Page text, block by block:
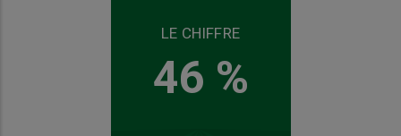
LE CHIFFRE
46 %